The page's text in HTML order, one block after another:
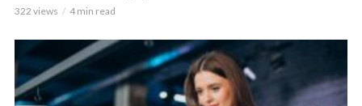
322 views 4 min read